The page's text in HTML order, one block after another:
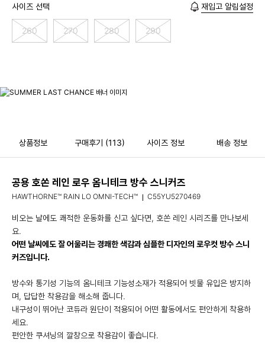
사이즈 선택 재입고 알림설정
260 270 280 290
상품정보 구매후기 (113) 사이즈 정보 배송 정보
공용 호쏜 레인 로우 옴니테크 방수 스니커즈
HAWTHORNE™ RAIN LO OMNI-TECH™ C55YU5270469
비오는 날에도 쾌적한 운동화를 신고 싶다면, 호쏜 레인 시리즈를 만나보세
요.
어떤 날씨에도 잘 어울리는 경쾌한 색감과 심플한 디자인의 로우컷 방수 스니
커즈입니다.
방수와 통기성 기능의 옴니테크 기능성소재가 적용되어 빗물 유입은 방지하
며, 답답한 착용감을 해소해 줍니다.
내구성이 뛰어난 코듀라 원단이 적용되어 어떤 활동에서도 편안하게 착용하
세요.
편안한 쿠셔닝의 깔창으로 착용감이 좋습니다.